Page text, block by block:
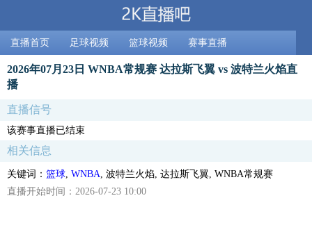
直播首页 足球视频 篮球视频 赛事直播
2026年07月23日 WNBA常规赛 达拉斯飞翼 vs 波特兰火焰直
播
直播信号
该赛事直播已结束
相关信息
关键词： 篮球 WNBA , 波特兰火焰, 达拉斯飞翼, WNBA常规赛
直播开始时间：2026-07-23 10:00